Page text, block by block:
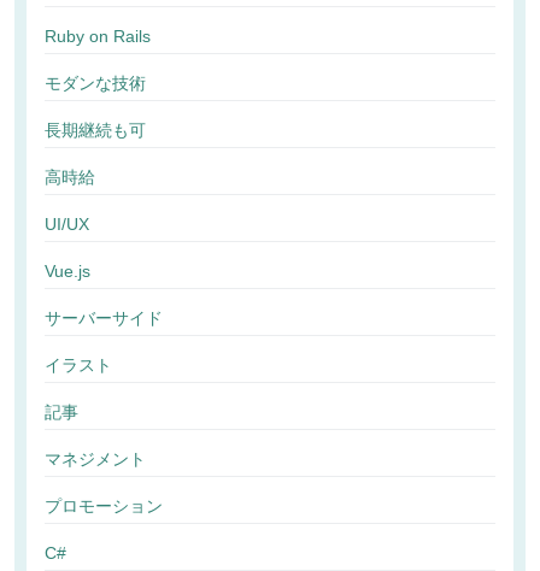
Ruby on Rails
モダンな技術
長期継続も可
高時給
UI/UX
Vue.js
サーバーサイド
イラスト
記事
マネジメント
プロモーション
C#